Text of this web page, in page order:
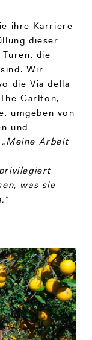
ihre Karriere
dieser
die
Wir
die Via della
The Carlton,
umgeben von
und
„Meine Arbeit
was sie